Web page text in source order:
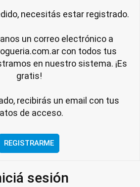
necesitás estar registrado.
un correo electrónico a
con todos tus
en nuestro sistema. ¡Es
gratis!
recibirás un email con tus
de acceso.
REGISTRARME
sesión